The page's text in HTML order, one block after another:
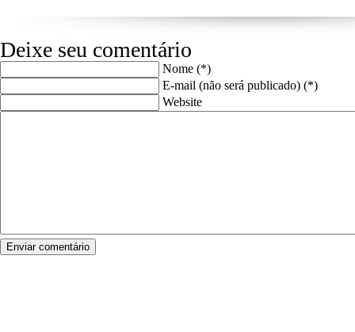
Deixe seu comentário
Nome (*)
E-mail (não será publicado) (*)
Website